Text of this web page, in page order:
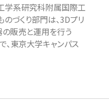
学系研究科附属国際工
づくり部門は、3Dプリ
販売と運用を行う
東京大学キャンパス